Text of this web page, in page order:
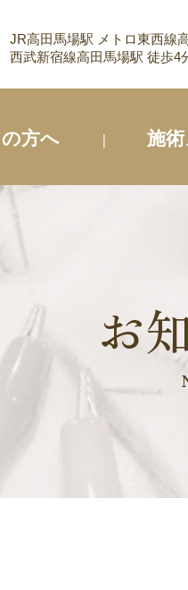
JR高田馬場駅 メトロ東西線
西武新宿線高田馬場駅 徒歩4
方へ 施
お